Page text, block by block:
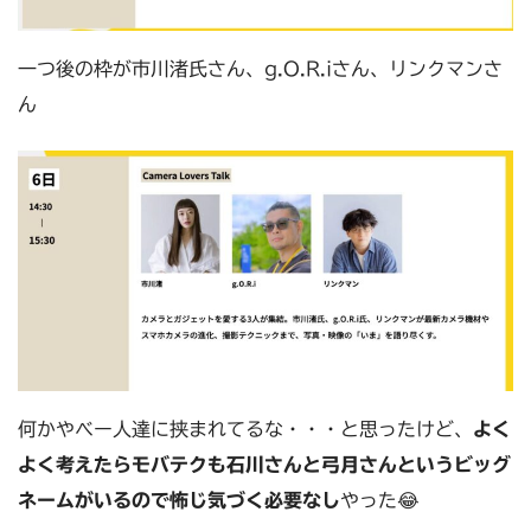
一つ後の枠が市川渚氏さん、g.O.R.iさん、リンクマンさ
ん
何かやべー人達に挟まれてるな・・・と思ったけど、 よく
よく考えたらモバテクも石川さんと弓月さんというビッグ
ネームがいるので怖じ気づく必要なしやった😂